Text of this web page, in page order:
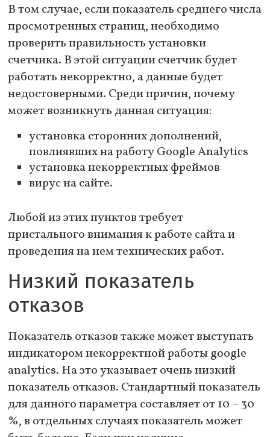
В том случае, если показатель среднего числа
просмотренных страниц, необходимо
проверить правильность установки
счетчика. В этой ситуации счетчик будет
работать некорректно, а данные будет
недостоверными. Среди причин, почему
может возникнуть данная ситуация:
установка сторонних дополнений,
повлиявших на работу Google Analytics
установка некорректных фреймов
вирус на сайте.
Любой из этих пунктов требует
пристального внимания к работе сайта и
проведения на нем технических работ.
Низкий показатель
отказов
Показатель отказов также может выступать
индикатором некорректной работы google
analytics. На это указывает очень низкий
показатель отказов. Стандартный показатель
для данного параметра составляет от 10 – 30
%, в отдельных случаях показатель может